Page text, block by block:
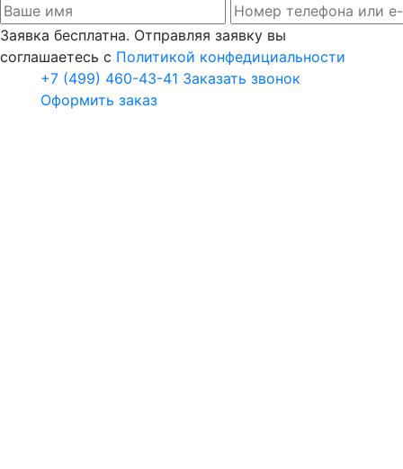
Заявка бесплатна. Отправляя заявку вы
соглашаетесь с Политикой конфедициальности
+7 (499) 460-43-41 Заказать звонок
Оформить заказ